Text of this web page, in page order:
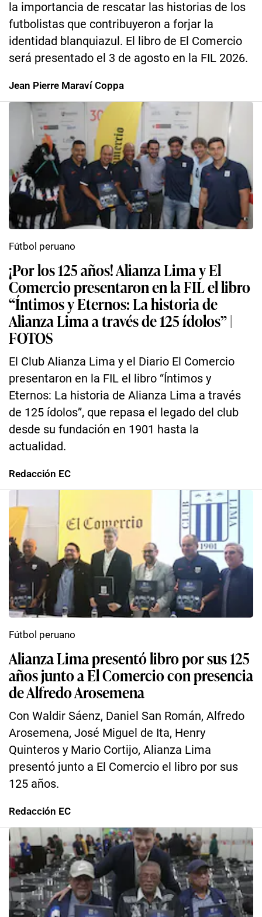
la importancia de rescatar las historias de los
futbolistas que contribuyeron a forjar la
identidad blanquiazul. El libro de El Comercio
será presentado el 3 de agosto en la FIL 2026.
Jean Pierre Maraví Coppa
¡Por los 125 años! Alianza Lima y El
Comercio presentaron en la FIL el libro
“Íntimos y Eternos: La historia de
Alianza Lima a través de 125 ídolos” |
FOTOS
El Club Alianza Lima y el Diario El Comercio
presentaron en la FIL el libro “Íntimos y
Eternos: La historia de Alianza Lima a través
de 125 ídolos”, que repasa el legado del club
desde su fundación en 1901 hasta la
actualidad.
Fútbol peruano
Redacción EC
Alianza Lima presentó libro por sus 125
años junto a El Comercio con presencia
de Alfredo Arosemena
Con Waldir Sáenz, Daniel San Román, Alfredo
Arosemena, José Miguel de Ita, Henry
Quinteros y Mario Cortijo, Alianza Lima
presentó junto a El Comercio el libro por sus
125 años.
Fútbol peruano
Redacción EC